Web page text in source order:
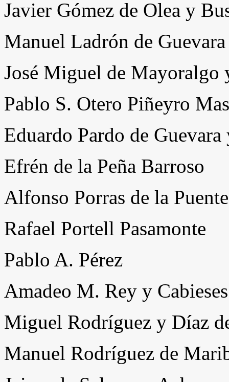
Javier Gómez de Olea y
Manuel Ladrón de Guevara
José Miguel de Mayoralgo
Pablo S. Otero Piñeyro
Eduardo Pardo de Guevara
Efrén de la Peña Barroso
Alfonso Porras de la Puente
Rafael Portell Pasamonte
Pablo A. Pérez
Amadeo M. Rey y Cabieses
Miguel Rodríguez y Díaz
Manuel Rodríguez de